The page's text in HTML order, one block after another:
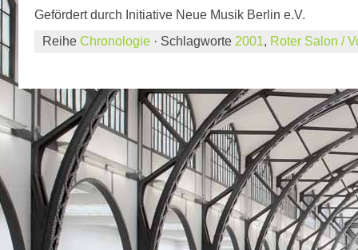
Gefördert durch Initiative Neue Musik Berlin e.V.
Reihe Chronologie · Schlagworte 2001, Roter Salon /